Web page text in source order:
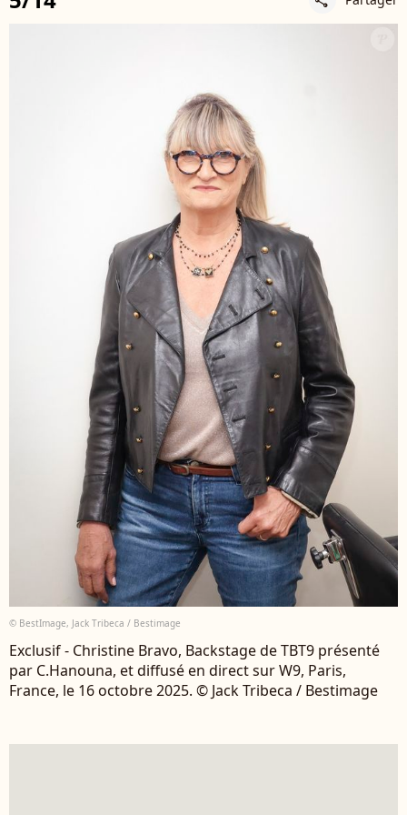
© BestImage, Jack Tribeca / Bestimage
Exclusif - Christine Bravo, Backstage de TBT9 présenté
par C.Hanouna, et diffusé en direct sur W9, Paris,
France, le 16 octobre 2025. © Jack Tribeca / Bestimage